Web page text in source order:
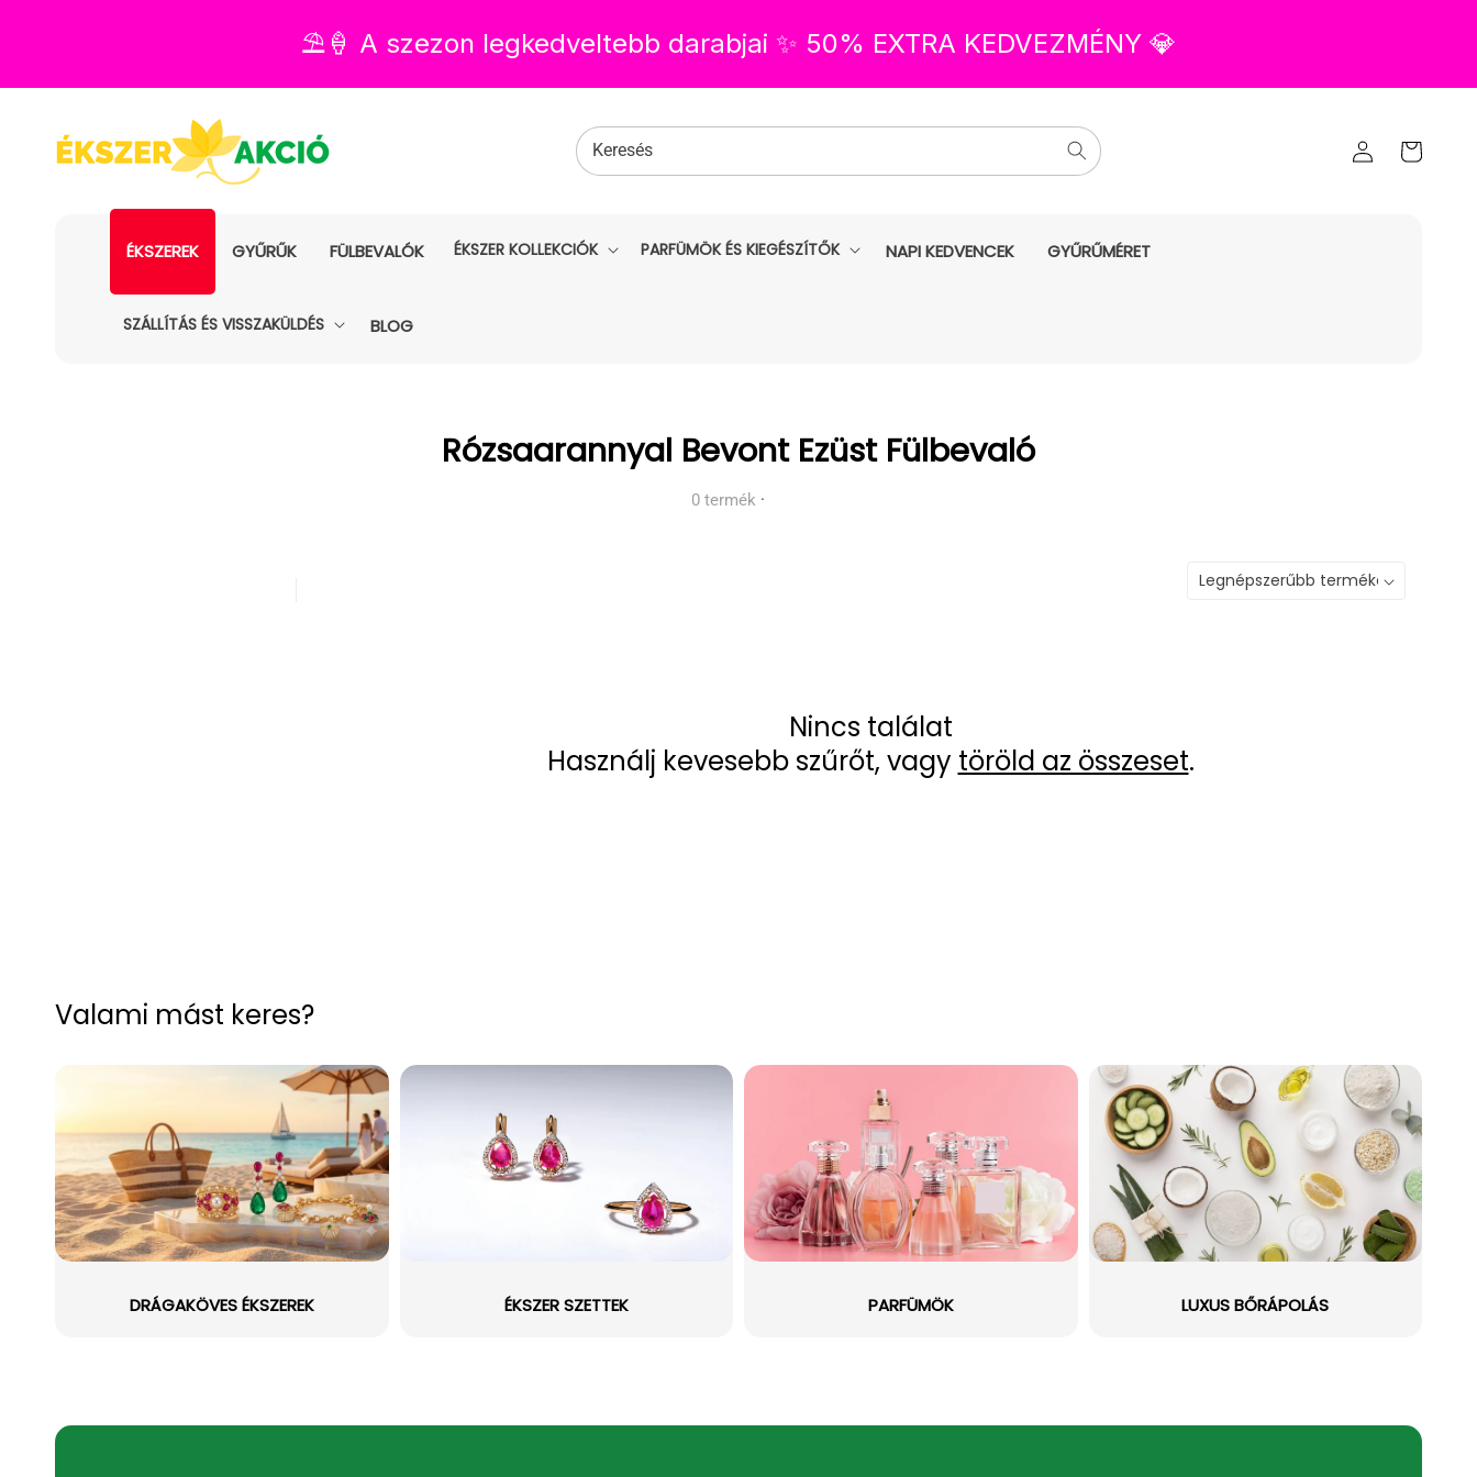
⛱️🍦 A szezon legkedveltebb darabjai ✨ 50% EXTRA KEDVEZMÉNY 💎
Bejelentkezés
kosara
Keresés
ÉKSZEREK GYŰRŰK FÜLBEVALÓK ÉKSZER KOLLEKCIÓK PARFÜMÖK ÉS KIEGÉSZÍTŐK NAPI KEDVENCEK GYŰRŰMÉRET
SZÁLLÍTÁS ÉS VISSZAKÜLDÉS BLOG
Kollekció:
Rózsaarannyal Bevont Ezüst Fülbevaló
0 termék ·
Nincs találat
Használj kevesebb szűrőt, vagy töröld az összeset.
Valami mást keres?
DRÁGAKÖVES ÉKSZEREK ÉKSZER SZETTEK PARFÜMÖK LUXUS BŐRÁPOLÁS